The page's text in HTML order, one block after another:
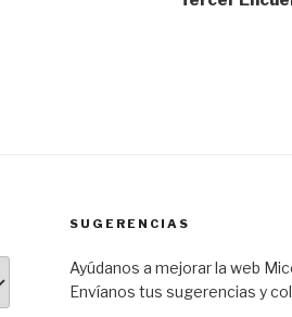
SUGERENCIAS
Ayúdanos a mejorar la web
Envíanos tus sugerencias y